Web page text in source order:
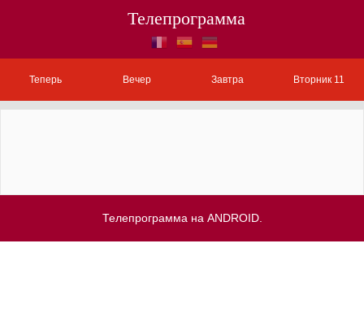
Телепрограмма
Теперь Вечер Завтра Вторник 11
Телепрограмма на ANDROID.